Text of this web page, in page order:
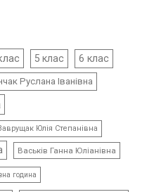
5 клас 6 клас
Руслана Іванівна
Юлія Степанівна
Васьків Ганна Юліанівна
година